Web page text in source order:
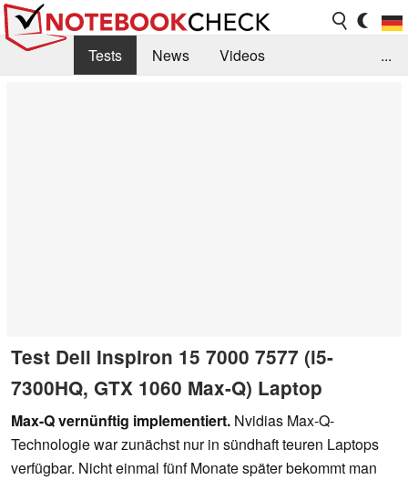
Tests News
Videos
...
Test Dell Inspiron 15 7000 7577 (i5-
7300HQ, GTX 1060 Max-Q) Laptop
Max-Q vernünftig implementiert. Nvidias Max-Q-
Technologie war zunächst nur in sündhaft teuren Laptops
verfügbar. Nicht einmal fünf Monate später bekommt man